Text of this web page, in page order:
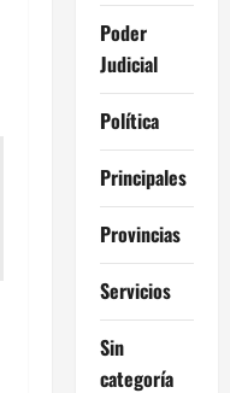
Poder
Judicial
Política
Principales
Provincias
Servicios
Sin
categoría